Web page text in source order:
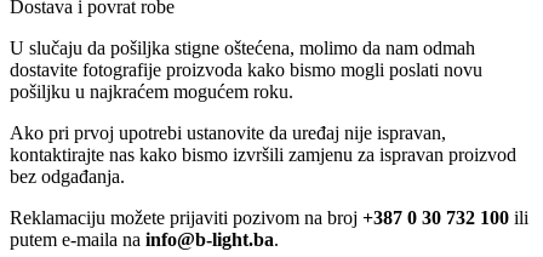
Dostava i povrat robe
U slučaju da pošiljka stigne oštećena, molimo da nam odmah
dostavite fotografije proizvoda kako bismo mogli poslati novu
pošiljku u najkraćem mogućem roku.
Ako pri prvoj upotrebi ustanovite da uređaj nije ispravan,
kontaktirajte nas kako bismo izvršili zamjenu za ispravan proizvod
bez odgađanja.
Reklamaciju možete prijaviti pozivom na broj +387 0 30 732 100 ili
putem e-maila na info@b-light.ba.